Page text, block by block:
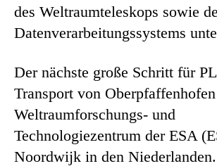
des Weltraumteleskops sowie
Datenverarbeitungssystems
Der nächste große Schritt für
Transport von
Weltraumforschungs- und
Technologiezentrum der ESA
Noordwijk in den